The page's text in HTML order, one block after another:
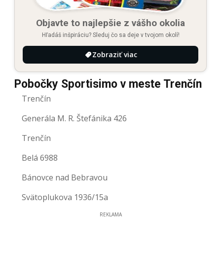
Objavte to najlepšie z vášho okolia
Hľadáš inšpiráciu? Sleduj čo sa deje v tvojom okolí!
Zobraziť viac
Pobočky Sportisimo v meste Trenčín
Trenčín
Generála M. R. Štefánika 426
Trenčín
Belá 6988
Bánovce nad Bebravou
Svätoplukova 1936/15a
REKLAMA